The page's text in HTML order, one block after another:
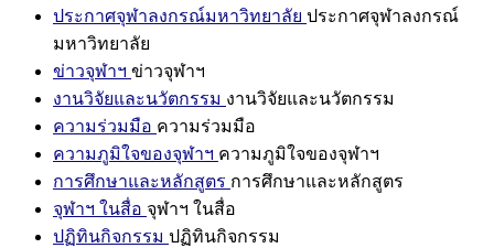
ประกาศจุฬาลงกรณ์มหาวิทยาลัย ประกาศจุฬาลงกรณ์
มหาวิทยาลัย
ข่าวจุฬาฯ ข่าวจุฬาฯ
งานวิจัยและนวัตกรรม งานวิจัยและนวัตกรรม
ความร่วมมือ ความร่วมมือ
ความภูมิใจของจุฬาฯ ความภูมิใจของจุฬาฯ
การศึกษาและหลักสูตร การศึกษาและหลักสูตร
จุฬาฯ ในสื่อ จุฬาฯ ในสื่อ
ปฏิทินกิจกรรม ปฏิทินกิจกรรม